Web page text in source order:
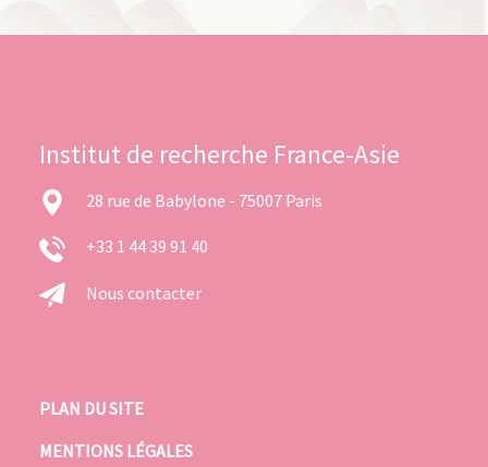
Institut de recherche France-Asie
28 rue de Babylone - 75007 Paris
+33 1 44 39 91 40
Nous contacter
PLAN DU SITE
MENTIONS LÉGALES